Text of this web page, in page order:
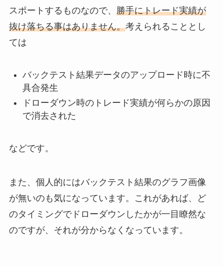
スポートするものなので、 勝手にトレード実績が
抜け落ちる事はありません。考えられることとし
ては
バックテスト結果データのアップロード時に不
具合発生
ドローダウン時のトレード実績が何らかの原因
で消去された
などです。
また、個人的にはバックテスト結果のグラフ画像
が無いのも気になっています。これがあれば、ど
のタイミングでドローダウンしたかが一目瞭然な
のですが、それが分からなくなっています。